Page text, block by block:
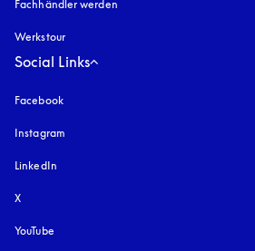
Fachhändler werden
Werkstour
Social Links
Facebook
Instagram
LinkedIn
X
YouTube